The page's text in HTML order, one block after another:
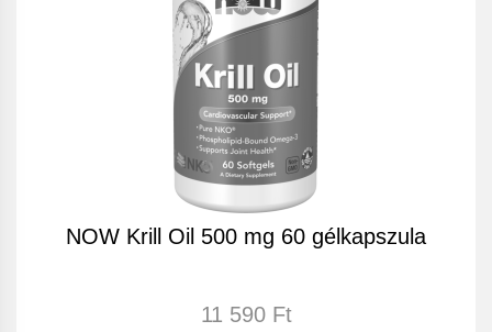
NOW Krill Oil 500 mg 60 gélkapszula
11 590 Ft